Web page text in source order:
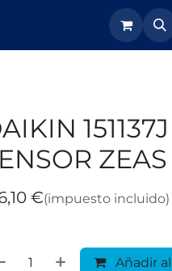
ZEAS
€(impuesto incluido)
Añadir